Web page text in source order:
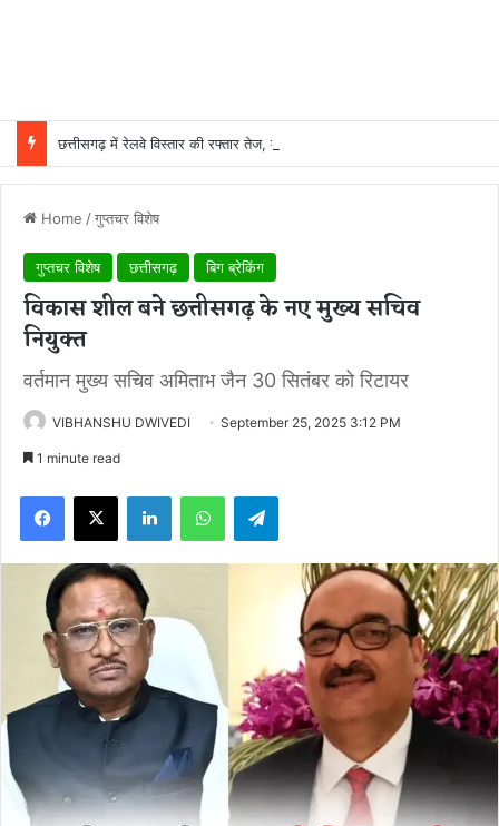
Home /गुप्तचर विशेष
गुप्तचर विशेष छत्तीसगढ़ बिग ब्रेकिंग
विकास शील बने छत्तीसगढ़ के नए मुख्य सचिव
नियुक्त
वर्तमान मुख्य सचिव अमिताभ जैन 30 सितंबर को रिटायर
VIBHANSHU DWIVEDI September 25, 2025 3:12 PM
1 minute read